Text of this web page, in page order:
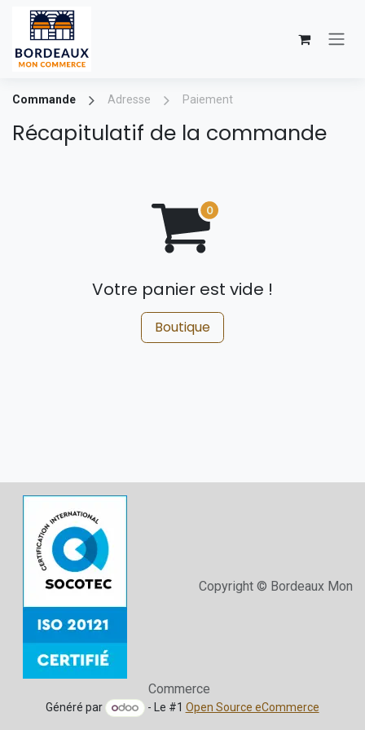
Se rendre au contenu
Commande Adresse Paiement
Récapitulatif de la commande
Votre panier est vide !
Boutique
Copyright © Bordeaux Mon
Commerce
Généré par - Le #1 Open Source eCommerce